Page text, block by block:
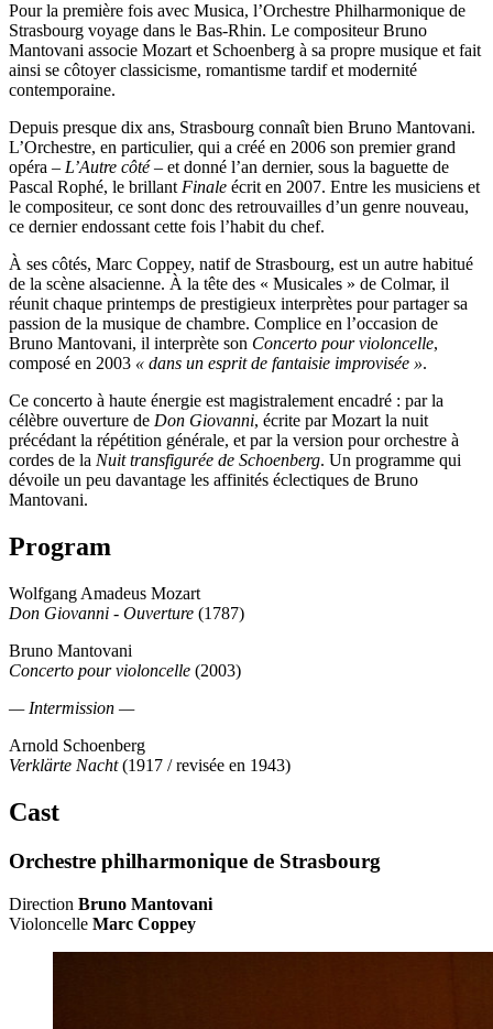
Pour la première fois avec Musica, l’Orchestre Philharmonique de
Strasbourg voyage dans le Bas-Rhin. Le compositeur Bruno
Mantovani associe Mozart et Schoenberg à sa propre musique et fait
ainsi se côtoyer classicisme, romantisme tardif et modernité
contemporaine.
Depuis presque dix ans, Strasbourg connaît bien Bruno Mantovani.
L’Orchestre, en particulier, qui a créé en 2006 son premier grand
opéra – L’Autre côté– et donné l’an dernier, sous la baguette de
Pascal Rophé, le brillantFinale écrit en 2007. Entre les musiciens et
le compositeur, ce sont donc des retrouvailles d’un genre nouveau,
ce dernier endossant cette fois l’habit du chef.
À ses côtés, Marc Coppey, natif de Strasbourg, est un autre habitué
de la scène alsacienne. À la tête des « Musicales » de Colmar, il
réunit chaque printemps de prestigieux interprètes pour partager sa
passion de la musique de chambre. Complice en l’occasion de
Bruno Mantovani, il interprète son Concerto pour violoncelle,
composé en 2003 « dans un esprit de fantaisie improvisée ».
Ce concerto à haute énergie est magistralement encadré : par la
célèbre ouverture de Don Giovanni, écrite par Mozart la nuit
précédant la répétition générale, et par la version pour orchestre à
cordes de la Nuit transfigurée de Schoenberg. Un programme qui
dévoile un peu davantage les affinités éclectiques de Bruno
Mantovani.
Program
Wolfgang Amadeus Mozart
Don Giovanni - Ouverture (1787)
Bruno Mantovani
Concerto pour violoncelle (2003)
— Intermission —
Arnold Schoenberg
Verklärte Nacht(1917 / revisée en 1943)
Cast
Orchestre philharmonique de Strasbourg
Direction Bruno Mantovani
Violoncelle Marc Coppey